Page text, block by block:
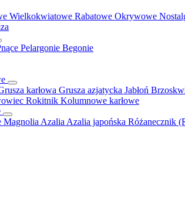
Wielkokwiatowe Rabatowe Okrywowe
Pelargonie Begonie
karłowa Grusza azjatycka Jabłoń
Rokitnik Kolumnowe karłowe
Magnolia Azalia Azalia japońska Różanecznik